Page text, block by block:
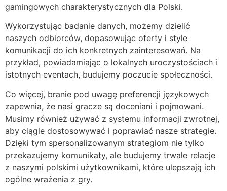
gamingowych charakterystycznych dla Polski.
Wykorzystując badanie danych, możemy dzielić
naszych odbiorców, dopasowując oferty i style
komunikacji do ich konkretnych zainteresowań. Na
przykład, powiadamiając o lokalnych uroczystościach i
istotnych eventach, budujemy poczucie społeczności.
Co więcej, branie pod uwagę preferencji językowych
zapewnia, że nasi gracze są doceniani i pojmowani.
Musimy również używać z systemu informacji zwrotnej,
aby ciągle dostosowywać i poprawiać nasze strategie.
Dzięki tym spersonalizowanym strategiom nie tylko
przekazujemy komunikaty, ale budujemy trwałe relacje
z naszymi polskimi użytkownikami, które ulepszają ich
ogólne wrażenia z gry.